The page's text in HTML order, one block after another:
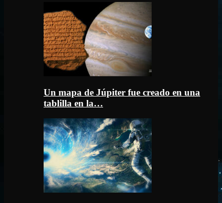
Un mapa de Júpiter fue creado en una
tablilla en la…